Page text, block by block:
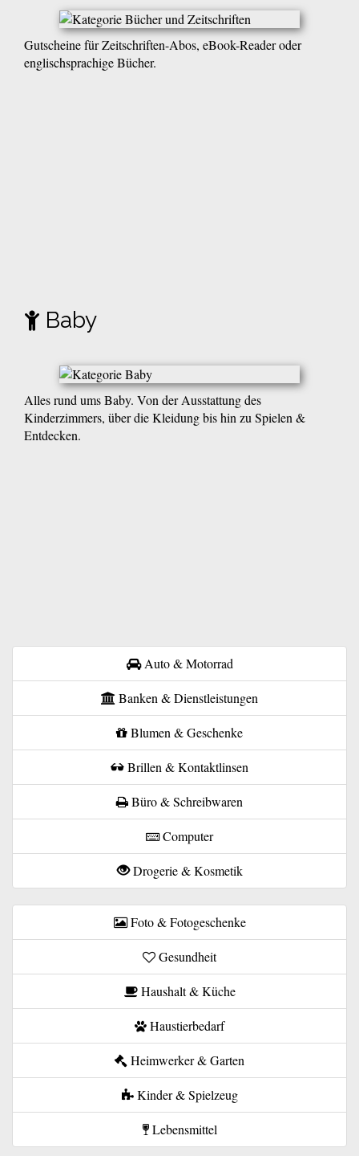
Gutscheine für Zeitschriften-Abos, eBook-Reader oder
englischsprachige Bücher.
Baby
Alles rund ums Baby. Von der Ausstattung des
Kinderzimmers, über die Kleidung bis hin zu Spielen &
Entdecken.
Auto & Motorrad
Banken & Dienstleistungen
Blumen & Geschenke
Brillen & Kontaktlinsen
Büro & Schreibwaren
Computer
Drogerie & Kosmetik
Foto & Fotogeschenke
Gesundheit
Haushalt & Küche
Haustierbedarf
Heimwerker & Garten
Kinder & Spielzeug
Lebensmittel